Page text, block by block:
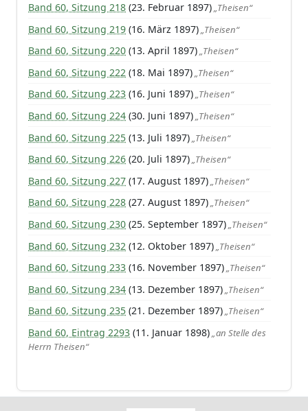
Band 60, Sitzung 218 (23. Februar 1897)„Theisen“
Band 60, Sitzung 219 (16. März 1897)„Theisen“
Band 60, Sitzung 220 (13. April 1897)„Theisen“
Band 60, Sitzung 222 (18. Mai 1897)„Theisen“
Band 60, Sitzung 223 (16. Juni 1897)„Theisen“
Band 60, Sitzung 224 (30. Juni 1897)„Theisen“
Band 60, Sitzung 225 (13. Juli 1897)„Theisen“
Band 60, Sitzung 226 (20. Juli 1897)„Theisen“
Band 60, Sitzung 227 (17. August 1897)„Theisen“
Band 60, Sitzung 228 (27. August 1897)„Theisen“
Band 60, Sitzung 230 (25. September 1897)„Theisen“
Band 60, Sitzung 232 (12. Oktober 1897)„Theisen“
Band 60, Sitzung 233 (16. November 1897)„Theisen“
Band 60, Sitzung 234 (13. Dezember 1897)„Theisen“
Band 60, Sitzung 235 (21. Dezember 1897)„Theisen“
Band 60, Eintrag 2293 (11. Januar 1898)„an Stelle des
Herrn Theisen“